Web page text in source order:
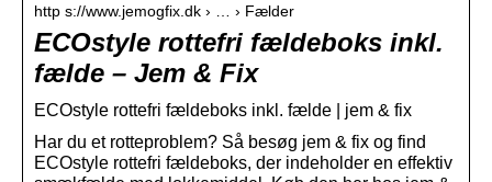
http s://www.jemogfix.dk › … › Fælder
ECOstyle rottefri fældeboks inkl.
fælde – Jem & Fix
ECOstyle rottefri fældeboks inkl. fælde | jem & fix
Har du et rotteproblem? Så besøg jem & fix og find
ECOstyle rottefri fældeboks, der indeholder en effektiv